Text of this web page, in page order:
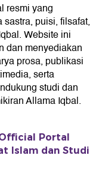
resmi yang
puisi, filsafat,
Website ini
dan menyediakan
prosa, publikasi
serta
studi dan
Allama Iqbal.
Portal
Islam dan Studi